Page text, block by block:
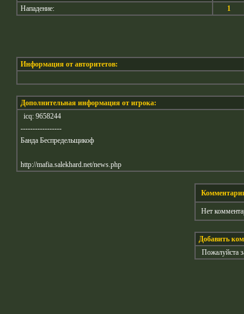
Нападение:
1
Информация от авторитетов:
Дополнительная информация от игрока:
icq: 9658244
-----------------
Банда Беспредельщикоф
http://mafia.salekhard.net/news.php
Нет
Добавить
Пожалуйста